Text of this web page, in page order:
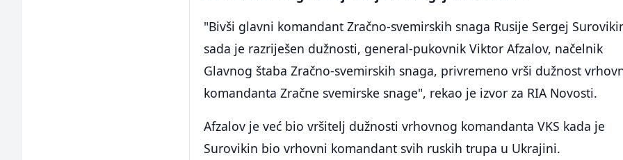
"Bivši glavni komandant Zračno-svemirskih snaga Rusije Sergej
sada je razriješen dužnosti, general-pukovnik Viktor Afzalov, načelnik
Glavnog štaba Zračno-svemirskih snaga, privremeno vrši dužnost
komandanta Zračne svemirske snage", rekao je izvor za RIA Novosti.
Afzalov je već bio vršitelj dužnosti vrhovnog komandanta VKS kada je
Surovikin bio vrhovni komandant svih ruskih trupa u Ukrajini.